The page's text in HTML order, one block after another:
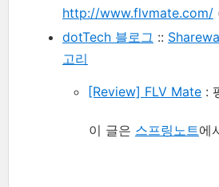
http://www.flvmate.com/
dotTech 블로그 ::
고리
[Review] FLV Mate :
이 글은 스프링노트에